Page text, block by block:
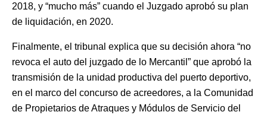
2018, y “mucho más” cuando el Juzgado aprobó su plan
de liquidación, en 2020.
Finalmente, el tribunal explica que su decisión ahora “no
revoca el auto del juzgado de lo Mercantil” que aprobó la
transmisión de la unidad productiva del puerto deportivo,
en el marco del concurso de acreedores, a la Comunidad
de Propietarios de Atraques y Módulos de Servicio del